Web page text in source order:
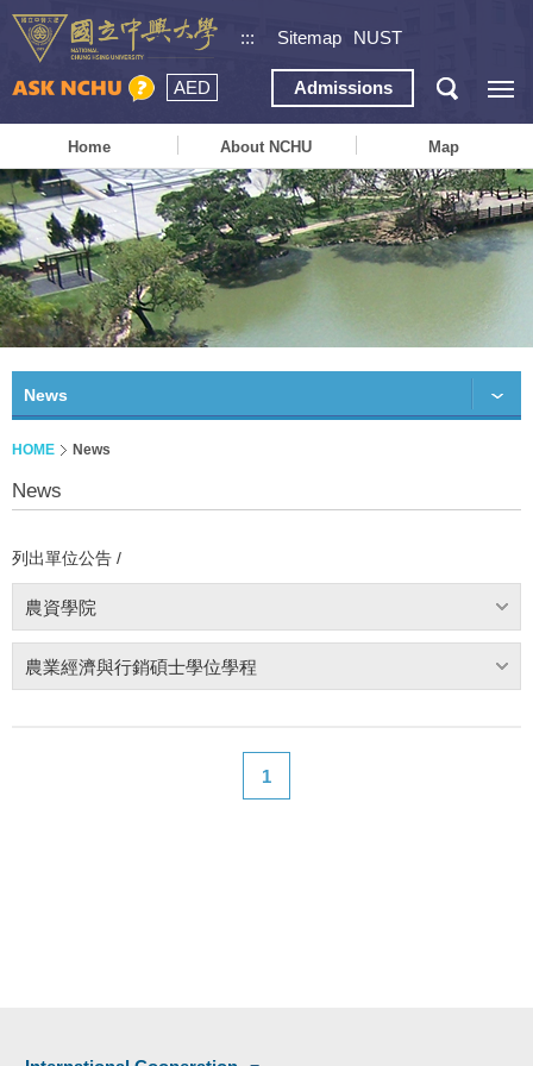
::: Sitemap NUST
AED Admissions
Home About NCHU Map
News
HOME News
News
列出單位公告 /
農資學院
農業經濟與行銷碩士學位學程
1